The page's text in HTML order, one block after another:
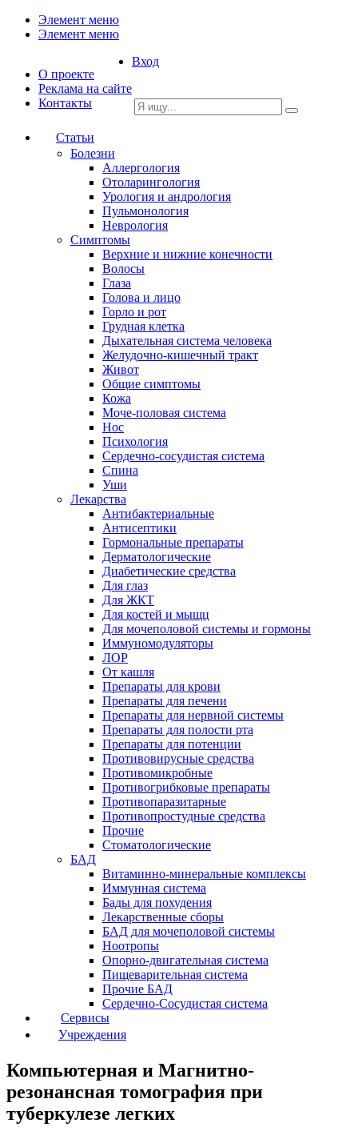
Элемент меню
Элемент меню
О проекте
Реклама на сайте
Контакты
Вход
Статьи
Болезни
Аллергология
Отоларингология
Урология и андрология
Пульмонология
Неврология
Симптомы
Верхние и нижние конечности
Волосы
Глаза
Голова и лицо
Горло и рот
Грудная клетка
Дыхательная система человека
Желудочно-кишечный тракт
Живот
Общие симптомы
Кожа
Моче-половая система
Нос
Психология
Сердечно-сосудистая система
Спина
Уши
Лекарства
Антибактериальные
Антисептики
Гормональные препараты
Дерматологические
Диабетические средства
Для глаз
Для ЖКТ
Для костей и мыщц
Для мочеполовой системы и гормоны
Иммуномодуляторы
ЛОР
От кашля
Препараты для крови
Препараты для печени
Препараты для нервной системы
Препараты для полости рта
Препараты для потенции
Противовирусные средства
Противомикробные
Противогрибковые препараты
Противопаразитарные
Противопростудные средства
Прочие
Стоматологические
БАД
Витаминно-минеральные комплексы
Иммунная система
Бады для похудения
Лекарственные сборы
БАД для мочеполовой системы
Ноотропы
Опорно-двигательная система
Пищеварительная система
Прочие БАД
Сердечно-Сосудистая система
Сервисы
Учреждения
Компьютерная и Магнитно-
резонансная томография при
туберкулезе легких